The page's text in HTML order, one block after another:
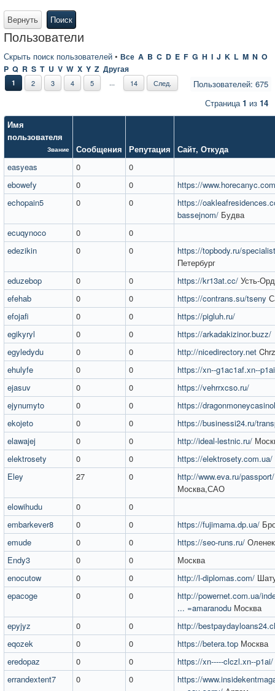
Вернуть Поиск
Пользователи
Скрыть поиск пользователей • Все A B C D E F G H I J K L M N O
P Q R S T U V W X Y Z Другая
Пользователей: 675
1 2 3 4 5 ... 14 След.
Страница1 из 14
Имя
пользователя
Звание Сообщения Репутация Сайт, Откуда
easyeas
0
0
ebowefy
0 0
https://
echopain5
0 0
https://
bassejnom/ Будва
ecuqynoco
0
0
edezikin
0 0
https://topbody.ru/
Петербург
eduzebop
0 0 https://kr13at.cc/ Усть-
efehab
0 0 https://contrans.su/tseny
efojafi
0 0
https://pigluh.ru/
egikyryl
0 0
https://arkadakizinor.buzz/
egyledydu
0 0 http://nicedirectory.net
ehulyfe
0 0
https://xn--g1ac1af.xn--
ejasuv
0 0
https://vehrrxcso.ru/
ejynumyto
0 0
https://
ekojeto
0 0
https://businessi24.ru/
elawajej
0 0 http://ideal-lestnic.ru/
elektrosety
0 0 https://elektrosety.com.ua/
Eley
27 0
http://www.eva.ru/
Москва,САО
elowihudu
0
0
embarkever8
0 0 https://fujimama.dp.ua/
emude
0 0 https://seo-runs.ru/ Оленек
Endy3
0 0
Москва
enocutow
0 0 http://l-diplomas.com/
epacoge
0 0
http://powernet.com.ua/
... =amaranodu Москва
epyjyz
0 0
http://
eqozek
0 0 https://betera.top Москва
eredopaz
0 0 https://xn-----clczl.xn--p1ai/
errandextent7
0 0
https://